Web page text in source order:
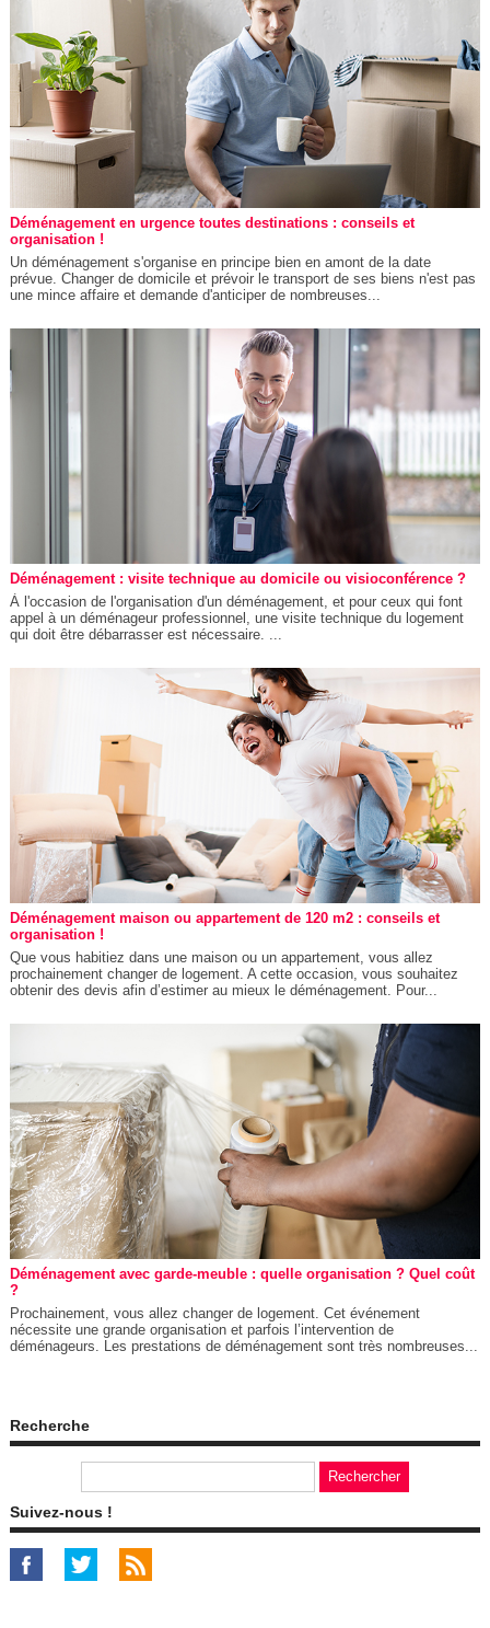
Déménagement en urgence toutes destinations : conseils et
organisation !
Un déménagement s'organise en principe bien en amont de la date
prévue. Changer de domicile et prévoir le transport de ses biens n'est pas
une mince affaire et demande d'anticiper de nombreuses...
Déménagement : visite technique au domicile ou visioconférence ?
À l'occasion de l'organisation d'un déménagement, et pour ceux qui font
appel à un déménageur professionnel, une visite technique du logement
qui doit être débarrasser est nécessaire. ...
Déménagement maison ou appartement de 120 m2 : conseils et
organisation !
Que vous habitiez dans une maison ou un appartement, vous allez
prochainement changer de logement. A cette occasion, vous souhaitez
obtenir des devis afin d’estimer au mieux le déménagement. Pour...
Déménagement avec garde-meuble : quelle organisation ? Quel coût
?
Prochainement, vous allez changer de logement. Cet événement
nécessite une grande organisation et parfois l’intervention de
déménageurs. Les prestations de déménagement sont très nombreuses...
Recherche
Suivez-nous !